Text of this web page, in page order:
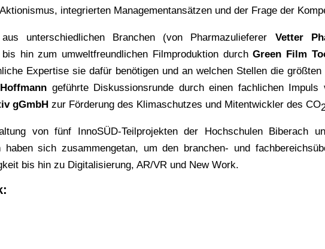
integrierten Managementansätzen und der Frage der
aus unterschiedlichen Branchen (von Pharmazulieferer Vetter
hin zum umweltfreundlichen Filmproduktion durchGreen Film
Expertise sie dafür benötigen und an welchen Stellen die
geführte Diskussionsrunde durch einen fachlichen
gGmbH zur Förderung des Klimaschutzes und Mitentwickler des CO
von fünf InnoSÜD-Teilprojekten der Hochschulen Biberach
haben sich zusammengetan, um den branchen- und
bis hin zu Digitalisierung, AR/VR und New Work.